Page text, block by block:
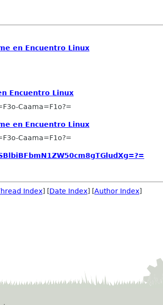
en Encuentro Linux
Encuentro Linux
Caama=F1o?=
en Encuentro Linux
Caama=F1o?=
Index] [Date Index] [Author Index]